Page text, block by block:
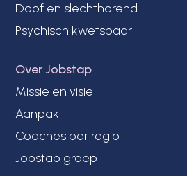
Doof en slechthorend
Psychisch kwetsbaar
Over Jobstap
Missie en visie
Aanpak
Coaches per regio
Jobstap groep